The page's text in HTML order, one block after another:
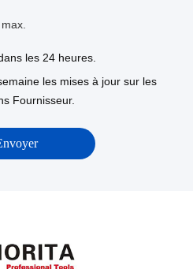
les 24 heures.
les mises à jour sur les
Fournisseur.